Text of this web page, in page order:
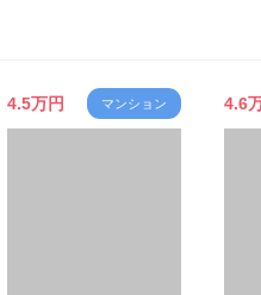
4.5万円 マンション 4.6